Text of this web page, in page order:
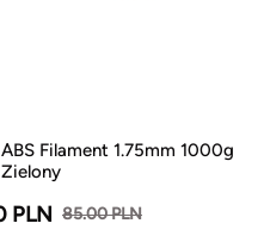
Filament 1.75mm 1000g
PLN 85.00 PLN